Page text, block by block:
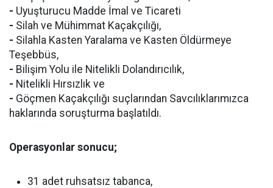
- Uyuşturucu Madde İmal ve Ticareti
- Silah ve Mühimmat Kaçakçılığı,
- Silahla Kasten Yaralama ve Kasten Öldürmeye
Teşebbüs,
- Bilişim Yolu ile Nitelikli Dolandırıcılık,
- Nitelikli Hırsızlık ve
- Göçmen Kaçakçılığı suçlarından Savcılıklarımızca
haklarında soruşturma başlatıldı.
Operasyonlar sonucu;
31 adet ruhsatsız tabanca,